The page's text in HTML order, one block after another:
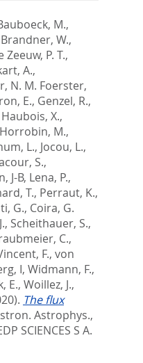
M.,
Brandner, W.,
Zeeuw, P. T.,
A.,
N. M. Foerster,
E., Genzel, R.,
Haubois, X.,
Horrobin, M.,
L., Jocou, L.,
S.,
J-B, Lena, P.,
T., Perraut, K.,
G., Coira, G.
, Scheithauer, S.,
C.,
F., von
I, Widmann, F.,
E., Woillez, J.,
The flux
Astrophys.,
SCIENCES S A.